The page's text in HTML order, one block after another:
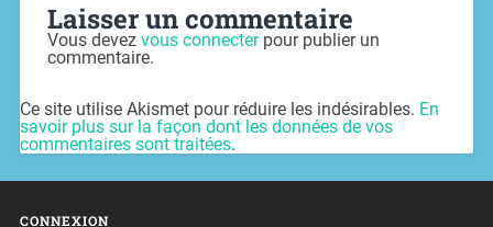
Laisser un commentaire
Vous devez vous connecterpour publier un
commentaire.
Ce site utilise Akismet pour réduire les indésirables. En
savoir plus sur la façon dont les données de vos
commentaires sont traitées.
CONNEXION